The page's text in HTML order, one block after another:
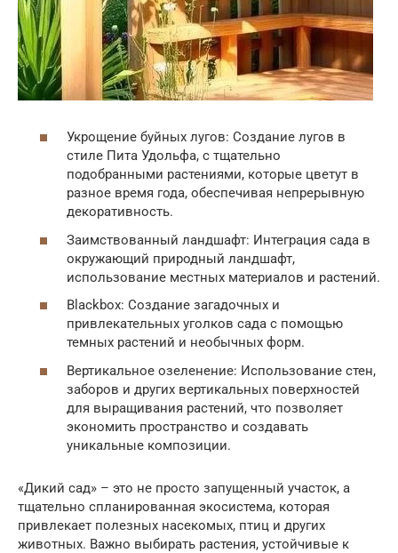
Укрощение буйных лугов: Создание лугов в
стиле Пита Удольфа, с тщательно
подобранными растениями, которые цветут в
разное время года, обеспечивая непрерывную
декоративность.
Заимствованный ландшафт: Интеграция сада в
окружающий природный ландшафт,
использование местных материалов и растений.
Blackbox: Создание загадочных и
привлекательных уголков сада с помощью
темных растений и необычных форм.
Вертикальное озеленение: Использование стен,
заборов и других вертикальных поверхностей
для выращивания растений, что позволяет
экономить пространство и создавать
уникальные композиции.
«Дикий сад» – это не просто запущенный участок, а
тщательно спланированная экосистема, которая
привлекает полезных насекомых, птиц и других
животных. Важно выбирать растения, устойчивые к